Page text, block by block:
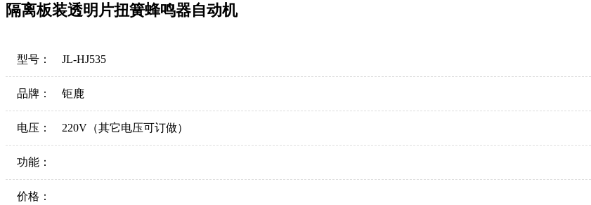
隔离板装透明片扭簧蜂鸣器自动机
型号： JL-HJ535
品牌： 钜鹿
电压： 220V（其它电压可订做）
功能：
价格：